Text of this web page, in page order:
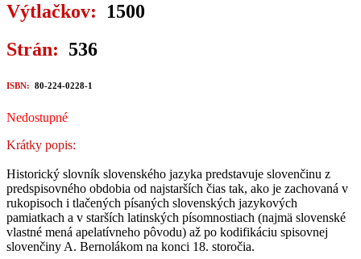
Výtlačkov: 1500
Strán: 536
ISBN: 80-224-0228-1
Nedostupné
Krátky popis:
Historický slovník slovenského jazyka predstavuje slovenčinu z
predspisovného obdobia od najstarších čias tak, ako je zachovaná v
rukopisoch i tlačených písaných slovenských jazykových
pamiatkach a v starších latinských písomnostiach (najmä slovenské
vlastné mená apelatívneho pôvodu) až po kodifikáciu spisovnej
slovenčiny A. Bernolákom na konci 18. storočia.